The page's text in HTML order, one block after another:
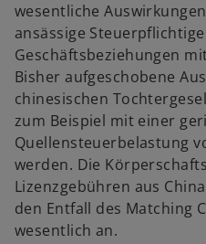
wesentliche
ansässige
Geschäftsbeziehungen
Bisher aufgeschobene
chinesischen
zum Beispiel mit einer
Quellensteuerbelastung
werden. Die
Lizenzgebühren aus
den Entfall des Matching
wesentlich an.
w
ir
d
i
w
ir